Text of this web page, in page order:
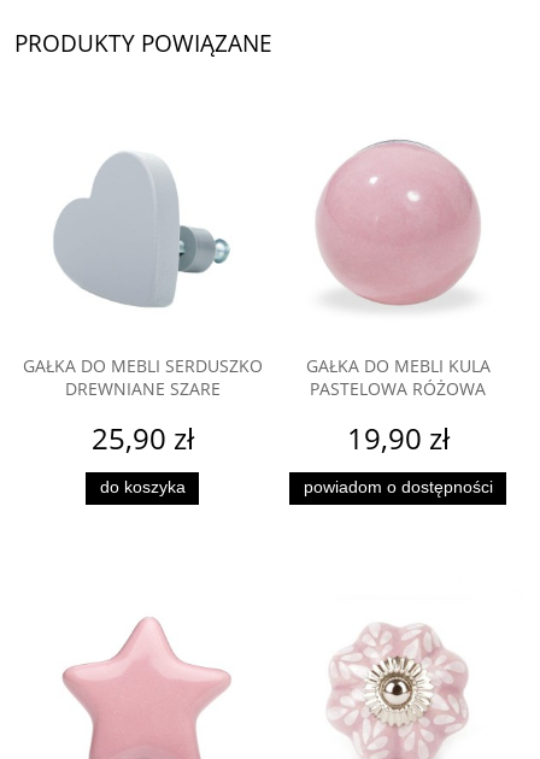
PRODUKTY POWIĄZANE
GAŁKA DO MEBLI SERDUSZKO
DREWNIANE SZARE
25,90 zł
do koszyka
GAŁKA DO MEBLI KULA
PASTELOWA RÓŻOWA
19,90 zł
powiadom o dostępności